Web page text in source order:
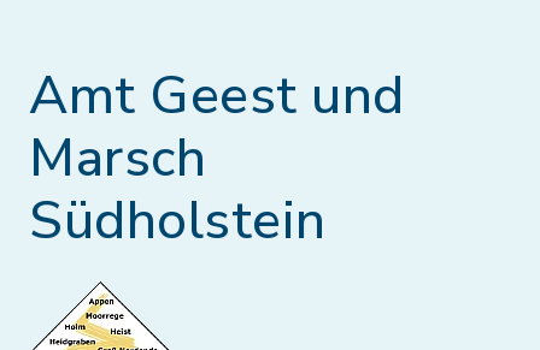
Amt Geest und
Marsch
Südholstein